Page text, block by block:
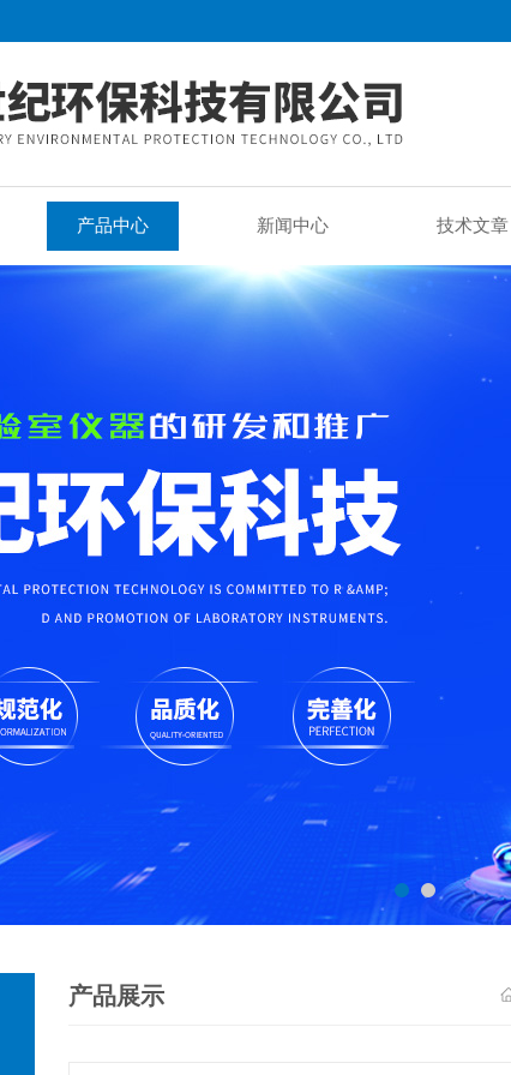
产品中心 新闻中心 技术文章
产品展示